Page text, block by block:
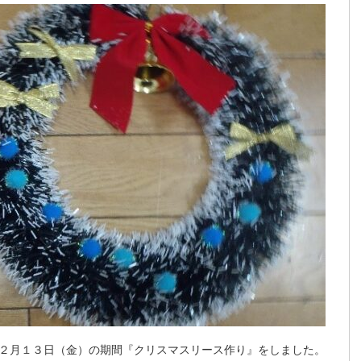
１３日（金）の期間『クリスマスリース作り』をしました。